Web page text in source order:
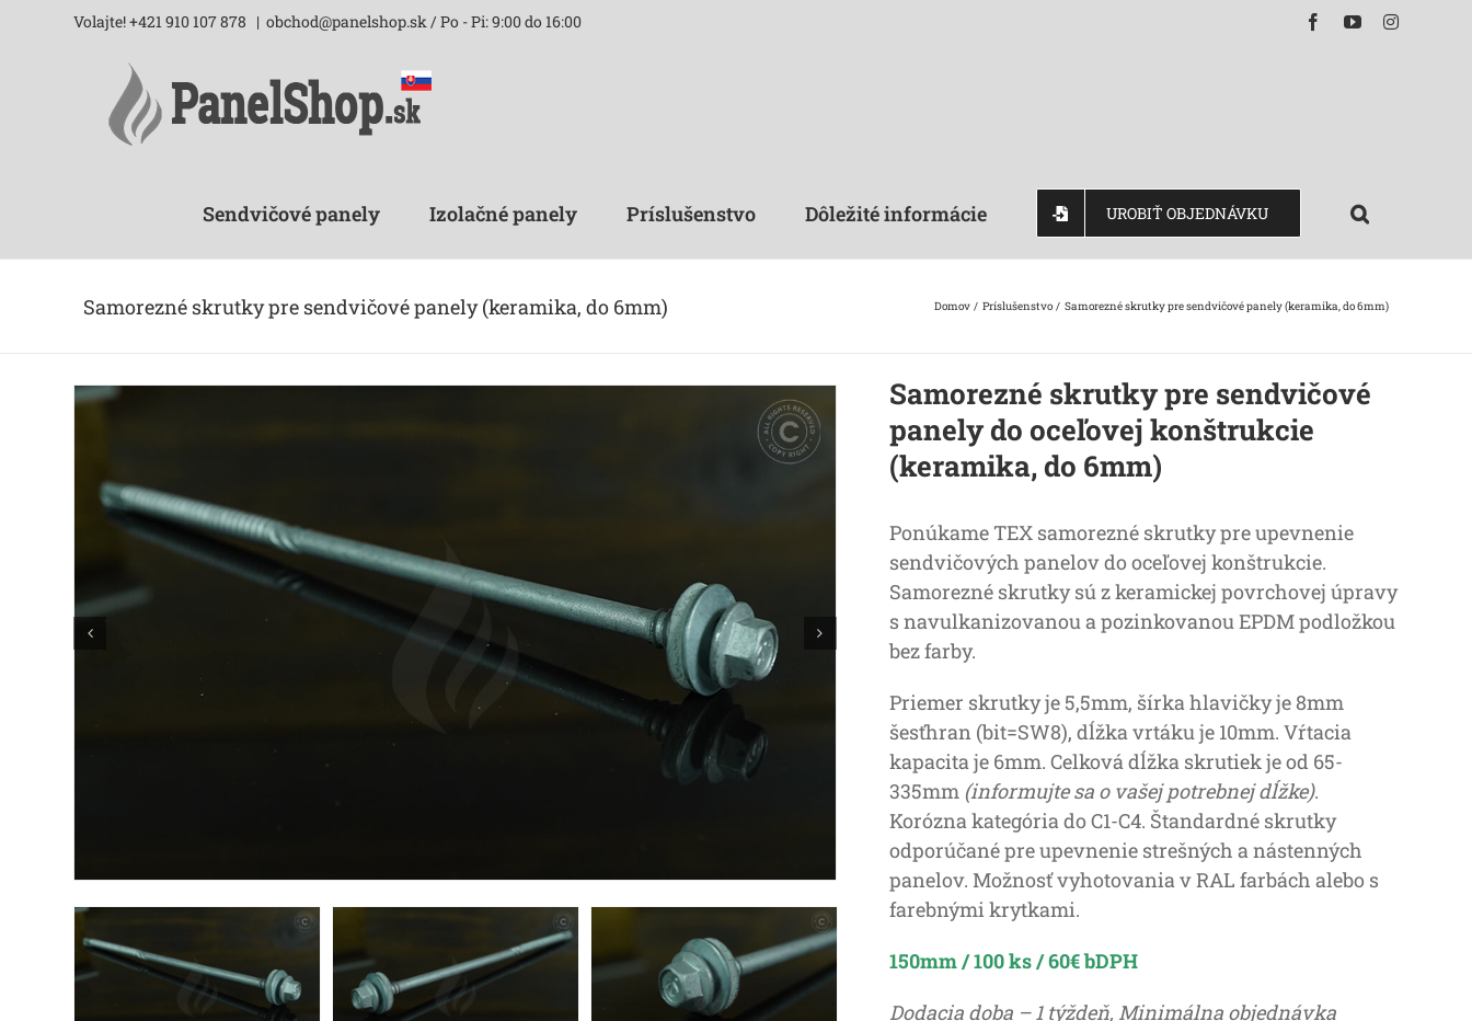
Volajte! +421 910 107 878 | obchod@panelshop.sk / Po - Pi: 9:00 do 16:00 FacebookYouTubeInstagram
Sendvičové panely Izolačné panely Príslušenstvo Dôležité informácie UROBIŤ OBJEDNÁVKU
Samorezné skrutky pre sendvičové panely (keramika, do 6mm) Domov Príslušenstvo Samorezné skrutky pre sendvičové panely (keramika, do 6mm)
Samorezné skrutky pre sendvičové
panely do oceľovej konštrukcie
(keramika, do 6mm)
Ponúkame TEX samorezné skrutky pre upevnenie
sendvičových panelov do oceľovej konštrukcie.
Samorezné skrutky sú z keramickej povrchovej úpravy
s navulkanizovanou a pozinkovanou EPDM podložkou
bez farby.
Priemer skrutky je 5,5mm, šírka hlavičky je 8mm
šesťhran (bit=SW8), dĺžka vrtáku je 10mm. Vŕtacia
kapacita je 6mm. Celková dĺžka skrutiek je od 65-
335mm (informujte sa o vašej potrebnej dĺžke).
Korózna kategória do C1-C4. Štandardné skrutky
odporúčané pre upevnenie strešných a nástenných
panelov. Možnosť vyhotovania v RAL farbách alebo s
farebnými krytkami.
150mm / 100 ks / 60€ bDPH
Dodacia doba – 1 týždeň, Minimálna objednávka